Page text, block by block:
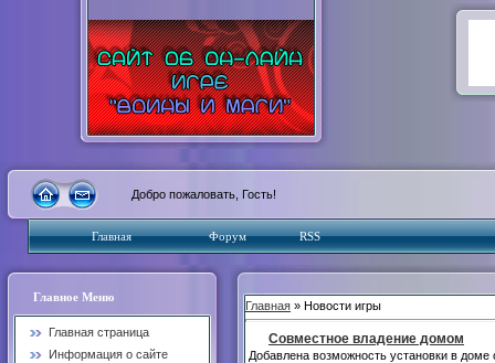
Добро пожаловать, Гость!
Главная Форум RSS
Главное Меню
Главная страница
Информация о сайте
Главная » Новости игры
Совместное владение домом
Добавлена возможность установки в